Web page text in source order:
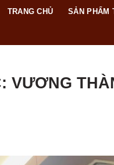
TRANG CHỦ SẢN PHẨM
VƯƠNG